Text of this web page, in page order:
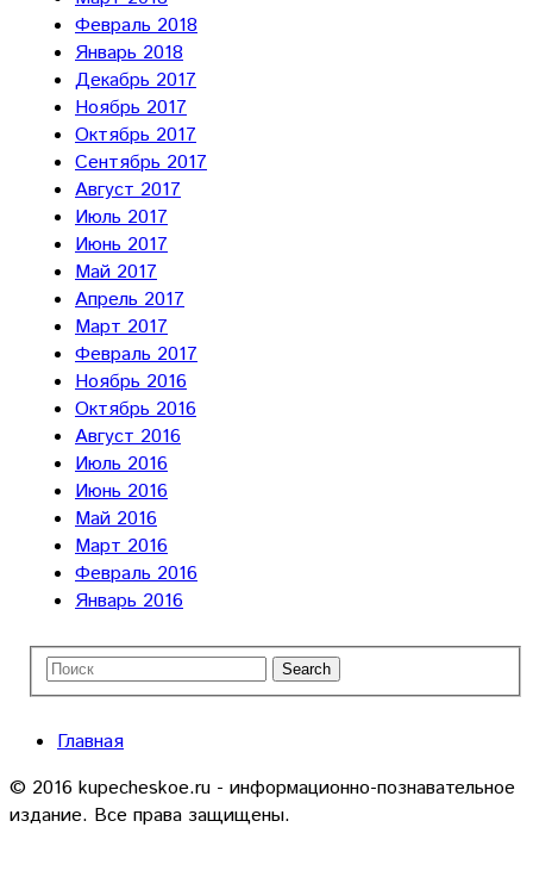
Февраль 2018
Январь 2018
Декабрь 2017
Ноябрь 2017
Октябрь 2017
Сентябрь 2017
Август 2017
Июль 2017
Июнь 2017
Май 2017
Апрель 2017
Март 2017
Февраль 2017
Ноябрь 2016
Октябрь 2016
Август 2016
Июль 2016
Июнь 2016
Май 2016
Март 2016
Февраль 2016
Январь 2016
Главная
© 2016 kupecheskoe.ru - информационно-познавательное
издание. Все права защищены.